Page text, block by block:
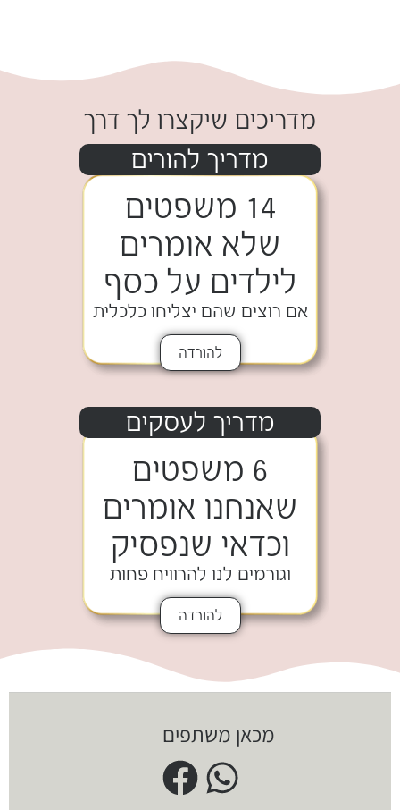
מדריכים שיקצרו לך דרך
מדריך להורים
14 משפטים
שלא אומרים
לילדים על כסף
אם רוצים שהם יצליחו כלכלית
להורדה
מדריך לעסקים
6 משפטים
שאנחנו אומרים
וכדאי שנפסיק
וגורמים לנו להרוויח פחות
להורדה
מכאן משתפים